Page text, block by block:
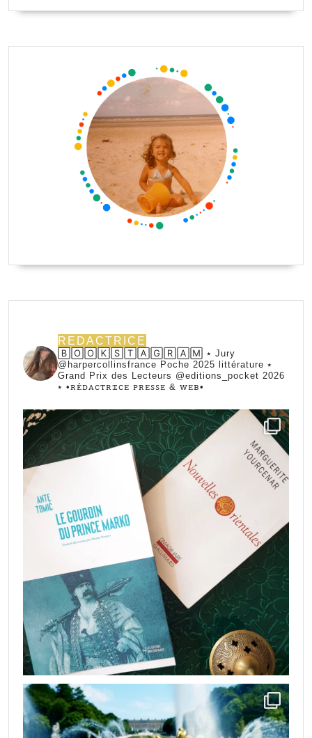
REDACTRICE
🄱🄾🄾🄺🅂🅃🄰🄶🅁🄰🄼 ⭑ Jury
@harpercollinsfrance Poche 2025 littérature ⭑
Grand Prix des Lecteurs @editions_pocket 2026
⭑ •ꭱꭼ́ꭰꭺꮯꭲꭱꮖꮯꭼ ꮲꭱꭼꮪꮪꭼ & ꮃꭼᏼ•